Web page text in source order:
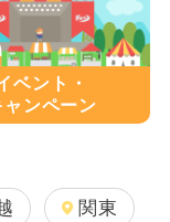
ベント・
ャンペーン
関東